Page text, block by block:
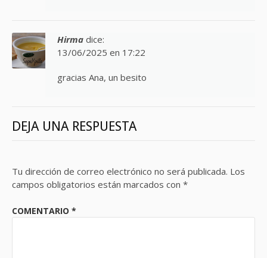
Hirma dice:
13/06/2025 en 17:22
gracias Ana, un besito
DEJA UNA RESPUESTA
Tu dirección de correo electrónico no será publicada. Los
campos obligatorios están marcados con *
COMENTARIO *